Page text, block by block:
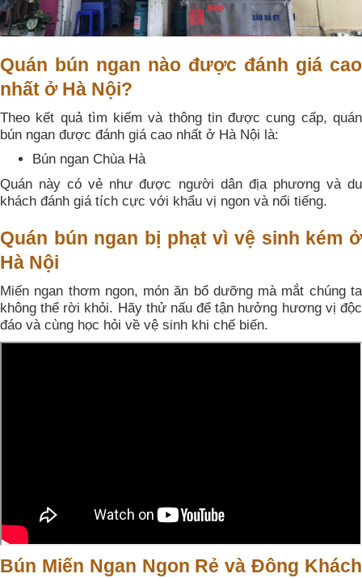
Quán bún ngan nào được đánh giá cao
nhất ở Hà Nội?
Theo kết quả tìm kiếm và thông tin được cung cấp, quán
bún ngan được đánh giá cao nhất ở Hà Nội là:
Bún ngan Chùa Hà
Quán này có vẻ như được người dân địa phương và du
khách đánh giá tích cực với khẩu vị ngon và nổi tiếng.
Quán bún ngan bị phạt vì vệ sinh kém ở
Hà Nội
Miến ngan thơm ngon, món ăn bổ dưỡng mà mắt chúng ta
không thể rời khỏi. Hãy thử nấu để tận hưởng hương vị độc
đáo và cùng học hỏi về vệ sinh khi chế biến.
Bún Miến Ngan Ngon Rẻ và Đông Khách